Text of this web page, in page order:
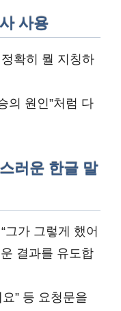
사용
정확히 뭘 지칭하
의 원인”처럼 다
러운 한글 말
그가 그렇게 했어
결과를 유도합
” 등 요청문을